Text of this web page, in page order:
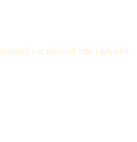
настоящий спил дерева.